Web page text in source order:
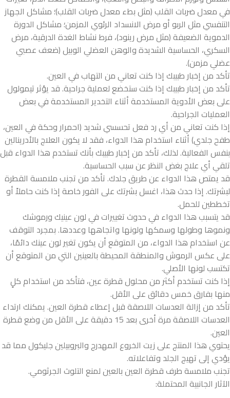
في معدل ضربات القلب (مثل بطء معدل ضربات القلب)؛ مشاكل الجهاز
التنفسي مثل الربو أو مرض الانسداد الرئوي المزمن؛ مشاكل الدورة
الدموية الضعيفة (مثل مرض رينود)، فرط نشاط الغدة الدرقية، مرض
السكري، الحساسية الشديدة والوهن العضلي الوبيل (ضعف عصبي
عضلي مزمن).
تأكد من إخبار طبيبك إذا كنت تعاني من التهاب في العين.
تأكد من إخبار طبيبك إذا كنت ستخضع لعملية جراحية. قد يؤثر تيمولول
على بعض الأدوية المستخدمة أثناء التخدير المستخدمة في بعض
العمليات الجراحية.
إذا كنت تعاني من أي رد فعل تحسسي شديد (احمرار وحكة في العين،
طفح جلدي) أثناء استخدام هذا الدواء، فقد لا يكون العلاج بالأدرينالين
بنفس الفعالية. لذلك، تأكد من إخبار طبيبك بأنك تستخدم هذا الدواء قبل
تلقي أي علاج بغض النظر عن سبب الحساسية.
قد يمتص هذا الدواء عن طريق جلدك. تأكد من تجنب ملامسة القطرة
لبشرتك. إذا حدث هذا، اغسل بشرتك على الفور خاصة إذا كنت حاملاً أو
تخططين للحمل.
قد يتسبب هذا الدواء في حدوث تغييرات في لون عينيك ورموشك
ونموها وطولها وسمكها ولونها واتجاهها وعددها. بمجرد التوقف
عن استخدام هذا الدواء، من المتوقع أن يكون تغير لون عينك دائمًا،
على عكس الرموش والمنطقة المحيطة بالعينين التي من المتوقع أن
تكتسب لونها الأصلي.
إذا كنت تستخدم أكثر من محلول قطرة عين، فتأكد من استخدام كلٍ
منها بفارق خمس دقائق على الأقل.
تأكد من إزالة العدسات اللاصقة قبل إعطاء قطرة العين. يمكنك ارتداء
العدسات اللاصقة مرة أخرى بعد 15 دقيقة على الأقل من وضع قطرة
العين.
يحتوي هذا المنتج على زيت الخروع المهدرج والبروبيلين جليكول مما قد
يؤدي إلى تهيج الجلد وتفاعلاته.
تجنب ملامسة طرف قطرة العين بالعين لمنع التلوث الجرثومي.
الآثار الجانبية المحتملة: